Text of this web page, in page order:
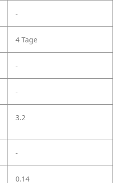
-
4 Tage
-
-
3.2
-
0.14